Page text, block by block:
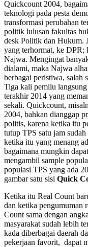
Quickcount 2004,
teknologi pada pesta
transformasi perubahan
politik lulusan fakultas
desk Politik dan Hukum.
yang terhormat, ke DPR;
Najwa. Mengingat
dialami, maka Najwa
berbagai peristiwa, salah
Tiga kali pemilu
terakhir 2014 yang
sekali. Quickcount,
2004, bahkan dianggap
politis, karena ketika itu
tutup TPS satu jam
ketika itu yang menang
bagaimana mungkin
mengambil sample
populasi TPS yang ada
gambar satu sisi Quick
Ketika itu Real Count
dan ketika pengumuman
Count sama dengan
masyarakat sudah lebih
kada diberbagai daerah
pekerjaan favorit, dapat